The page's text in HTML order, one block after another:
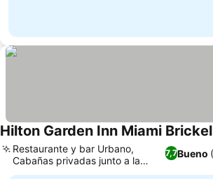
Hilton Garden Inn Miami
7,7Bueno
Restaurante y bar Urbano,
Cabañas privadas junto a la
piscina